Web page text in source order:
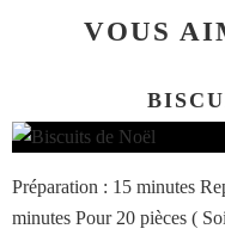
VOUS
Préparation : 15 minutes
minutes Pour 20 pièces (